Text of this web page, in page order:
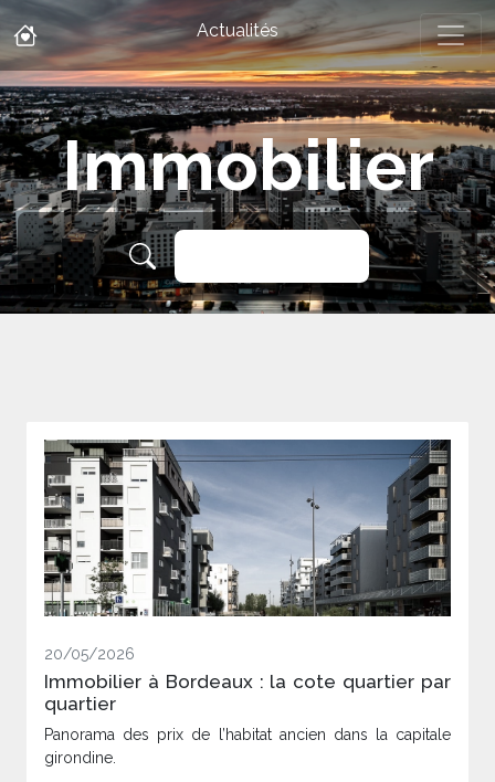
Actualités
Immobilier
20/05/2026
Immobilier à Bordeaux : la cote quartier par
quartier
Panorama des prix de l’habitat ancien dans la capitale
girondine.